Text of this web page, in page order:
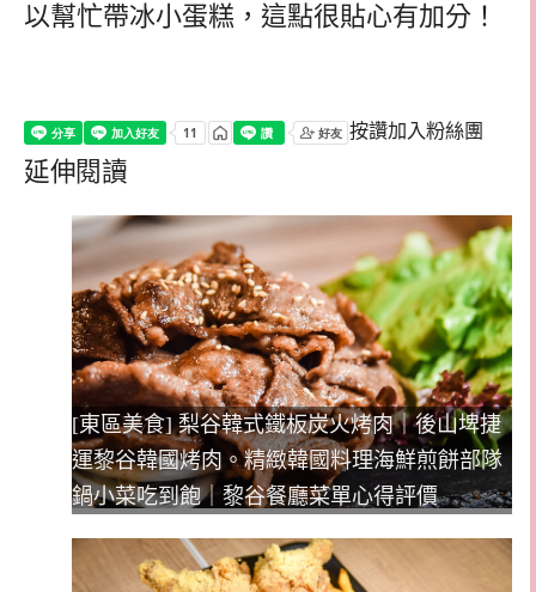
以幫忙帶冰小蛋糕，這點很貼心有加分！
按讚加入粉絲團
延伸閱讀
[東區美食] 梨谷韓式鐵板炭火烤肉｜後山埤捷
運黎谷韓國烤肉。精緻韓國料理海鮮煎餅部隊
鍋小菜吃到飽｜黎谷餐廳菜單心得評價